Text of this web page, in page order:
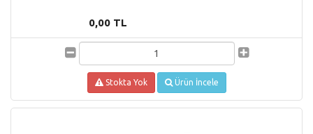
0,00 TL
Stokta Yok Ürün İncele